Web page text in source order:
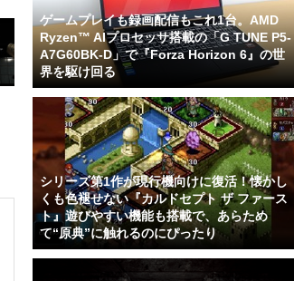
ゲームプレイも録画配信もこれ1台。AMD
Ryzen™ AIプロセッサ搭載の「G TUNE P5-
A7G60BK-D」で『Forza Horizon 6』の世
界を駆け回る
シリーズ第1作が現行機向けに復活！懐かし
くも色褪せない『カルドセプト ザ ファース
ト』遊びやすい機能も搭載で、あらため
て“原典”に触れるのにぴったり